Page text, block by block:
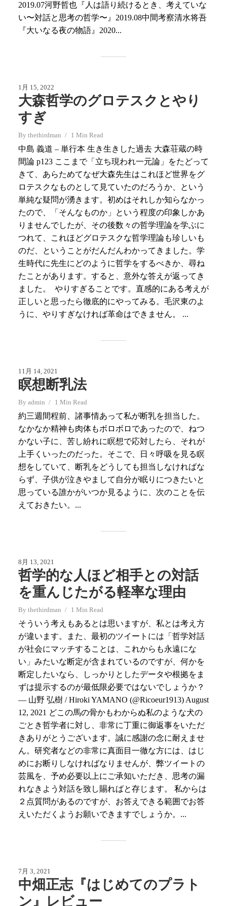
2019.07河野哲也『人は語り続けるとき、考えていな
い〜対話と思考の哲学〜』2019.08中間考察清水将吾
『大いなる夜の物語』2020...
1月 15, 2022
大森哲学のグロテスクとやり
すぎ
By thethirdman 1 Min Read
中島 義道 – 単行本 生き生きした過去 大森荘蔵の時
間論 p123 ここまで「立ち現われ一元論」をたどって
きて、あらためてなぜ大森先生はこれほど世界をグ
ロテスクなものとして見ていたのだろうか、という
単純な疑問が湧きます。初めはそれしか知らなかっ
たので、「そんなものか」という程度の印象しかあ
りませんでしたが、その後数々の哲学理論を学ぶに
つれて、これほどグロテスクな哲学理論も珍しいも
のだ、ということがだんだんわかってきました。学
生時代に先生にどのように哲学をするべきか、尋ね
たことがあります。すると、意外な答えが返ってき
ました。 やりすぎることです。直感的にある考えが
正しいと思ったら徹底的にやってみる。毛沢東のよ
うに、やりすぎなければ革命はできません。 ...
11月 14, 2021
瞑想断乳法
By admin 1 Min Read
約三週間程前、諸事情あって私が断乳を担当した。
なかなか精神も肉体もボロボロであったので、ねつ
かない子に、苦し紛れに瞑想で応対したら、それが
上手くいったのだった。そこで、日々呼吸を見る瞑
想をしていて、断乳をどうしても担当しなければな
らず、子供が泣きやまして自分が眠りにつきたいと
思っている誰かがいつか見るように、次のことを伝
えておきたい。...
8月 13, 2021
哲学的な人ほど相手との対話
を重んじたがる軽率な理由
By thethirdman 1 Min Read
そういう考えもあるとは思いますが、私とは考え方
が違います。また、最初のツイートには「哲学対話
が社会にマッチすることは、これからも永遠にな
い」みたいな断定が含まれているのですが、何かを
断定したいなら、しっかりとしたデータや根拠をま
ずは提示するのが最低限必要ではないでしょうか？
— 山野 弘樹 / Hiroki YAMANO (@Ricoeur1913) August
12, 2021 どこの馬の骨かもわからぬ私のような犬の
ごとき哲学者に対し、非常に丁重に御返事をいただ
きありがとうございます。誠に感謝の念に耐えませ
ん。研究者などの非常に真面目一徹な方には、はじ
めにお断りしなければなりませんが、弊ツイートの
芸風を、予め必要以上にご承知いただき、思考の漏
れなきよう対話を致し賜ればと存じます。 私からは
２点質問があるのですが、お答えできる範囲でお答
えいただくようお願いできますでしょうか。...
7月 3, 2021
中畑正志『はじめてのプラト
ン』レビュー